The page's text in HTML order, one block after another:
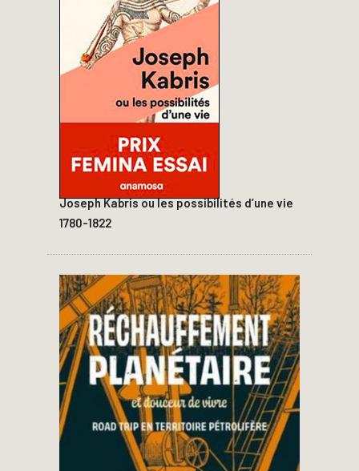
Joseph Kabris ou les possibilités d’une vie
1780-1822